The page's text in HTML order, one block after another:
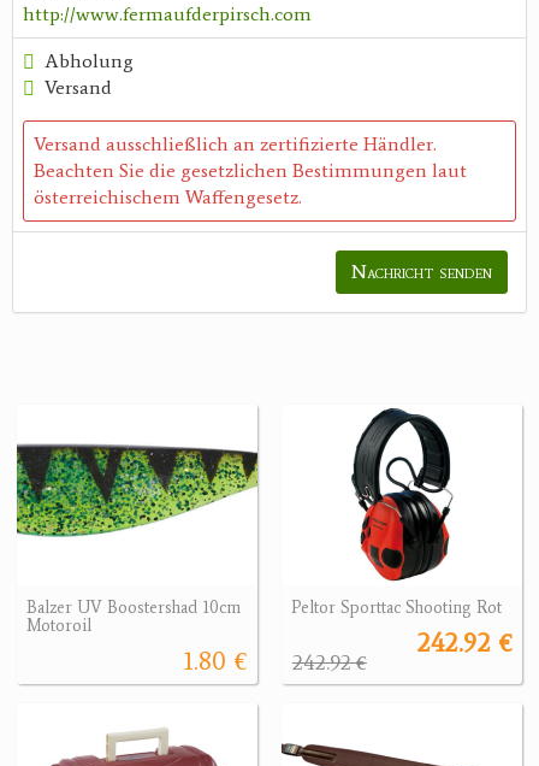
http://www.fermaufderpirsch.com
Abholung
Versand
Versand ausschließlich an zertifizierte Händler.
Beachten Sie die gesetzlichen Bestimmungen laut
österreichischem Waffengesetz.
Nachricht senden
Balzer UV Boostershad 10cm
Motoroil
1.80 €
Peltor Sporttac Shooting Rot
242.92 €
242.92 €